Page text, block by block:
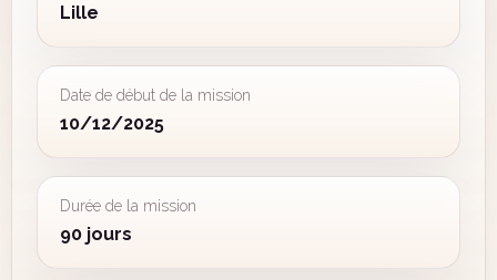
Lille
Date de début de la mission
10/12/2025
Durée de la mission
90 jours